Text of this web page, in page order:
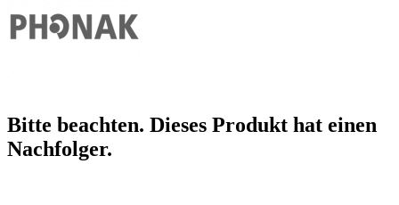
Bitte beachten. Dieses Produkt hat einen
Nachfolger.